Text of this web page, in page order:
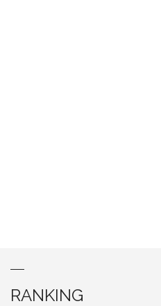
RANKING